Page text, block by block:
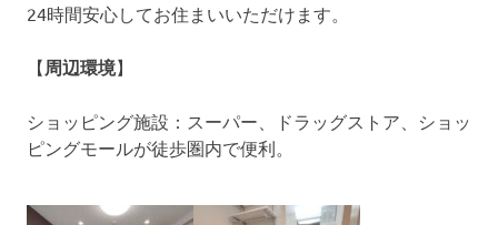
24時間安心してお住まいいただけます。
【 周辺環境】
ショッピング施設：スーパー、ドラッグストア、ショッ
ピングモールが徒歩圏内で便利。